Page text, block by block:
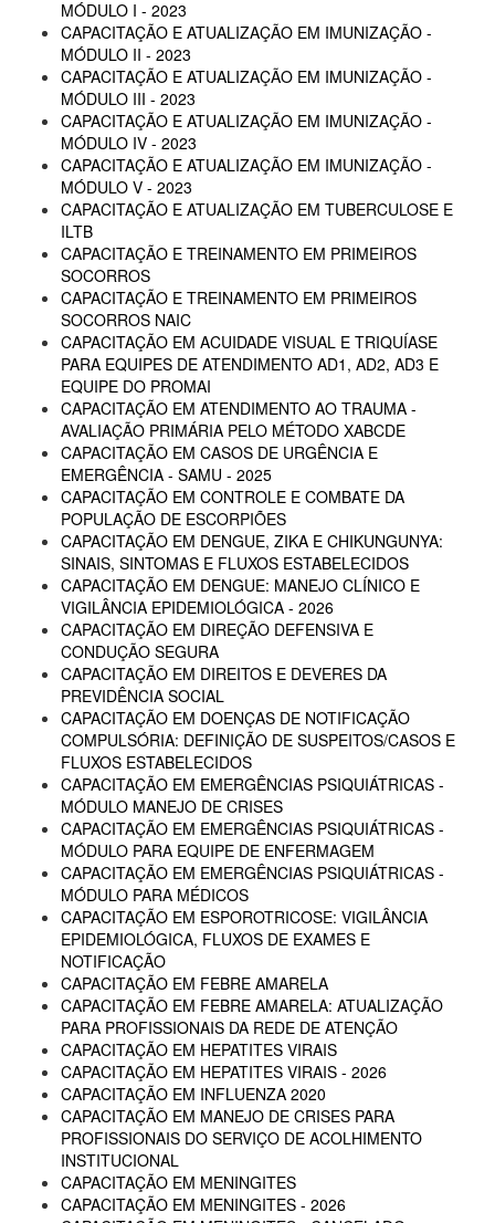
MÓDULO I - 2023
CAPACITAÇÃO E ATUALIZAÇÃO EM IMUNIZAÇÃO -
MÓDULO II - 2023
CAPACITAÇÃO E ATUALIZAÇÃO EM IMUNIZAÇÃO -
MÓDULO III - 2023
CAPACITAÇÃO E ATUALIZAÇÃO EM IMUNIZAÇÃO -
MÓDULO IV - 2023
CAPACITAÇÃO E ATUALIZAÇÃO EM IMUNIZAÇÃO -
MÓDULO V - 2023
CAPACITAÇÃO E ATUALIZAÇÃO EM TUBERCULOSE E
ILTB
CAPACITAÇÃO E TREINAMENTO EM PRIMEIROS
SOCORROS
CAPACITAÇÃO E TREINAMENTO EM PRIMEIROS
SOCORROS NAIC
CAPACITAÇÃO EM ACUIDADE VISUAL E TRIQUÍASE
PARA EQUIPES DE ATENDIMENTO AD1, AD2, AD3 E
EQUIPE DO PROMAI
CAPACITAÇÃO EM ATENDIMENTO AO TRAUMA -
AVALIAÇÃO PRIMÁRIA PELO MÉTODO XABCDE
CAPACITAÇÃO EM CASOS DE URGÊNCIA E
EMERGÊNCIA - SAMU - 2025
CAPACITAÇÃO EM CONTROLE E COMBATE DA
POPULAÇÃO DE ESCORPIÕES
CAPACITAÇÃO EM DENGUE, ZIKA E CHIKUNGUNYA:
SINAIS, SINTOMAS E FLUXOS ESTABELECIDOS
CAPACITAÇÃO EM DENGUE: MANEJO CLÍNICO E
VIGILÂNCIA EPIDEMIOLÓGICA - 2026
CAPACITAÇÃO EM DIREÇÃO DEFENSIVA E
CONDUÇÃO SEGURA
CAPACITAÇÃO EM DIREITOS E DEVERES DA
PREVIDÊNCIA SOCIAL
CAPACITAÇÃO EM DOENÇAS DE NOTIFICAÇÃO
COMPULSÓRIA: DEFINIÇÃO DE SUSPEITOS/CASOS E
FLUXOS ESTABELECIDOS
CAPACITAÇÃO EM EMERGÊNCIAS PSIQUIÁTRICAS -
MÓDULO MANEJO DE CRISES
CAPACITAÇÃO EM EMERGÊNCIAS PSIQUIÁTRICAS -
MÓDULO PARA EQUIPE DE ENFERMAGEM
CAPACITAÇÃO EM EMERGÊNCIAS PSIQUIÁTRICAS -
MÓDULO PARA MÉDICOS
CAPACITAÇÃO EM ESPOROTRICOSE: VIGILÂNCIA
EPIDEMIOLÓGICA, FLUXOS DE EXAMES E
NOTIFICAÇÃO
CAPACITAÇÃO EM FEBRE AMARELA
CAPACITAÇÃO EM FEBRE AMARELA: ATUALIZAÇÃO
PARA PROFISSIONAIS DA REDE DE ATENÇÃO
CAPACITAÇÃO EM HEPATITES VIRAIS
CAPACITAÇÃO EM HEPATITES VIRAIS - 2026
CAPACITAÇÃO EM INFLUENZA 2020
CAPACITAÇÃO EM MANEJO DE CRISES PARA
PROFISSIONAIS DO SERVIÇO DE ACOLHIMENTO
INSTITUCIONAL
CAPACITAÇÃO EM MENINGITES
CAPACITAÇÃO EM MENINGITES - 2026